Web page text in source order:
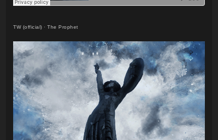
TW (official) · The Prophet